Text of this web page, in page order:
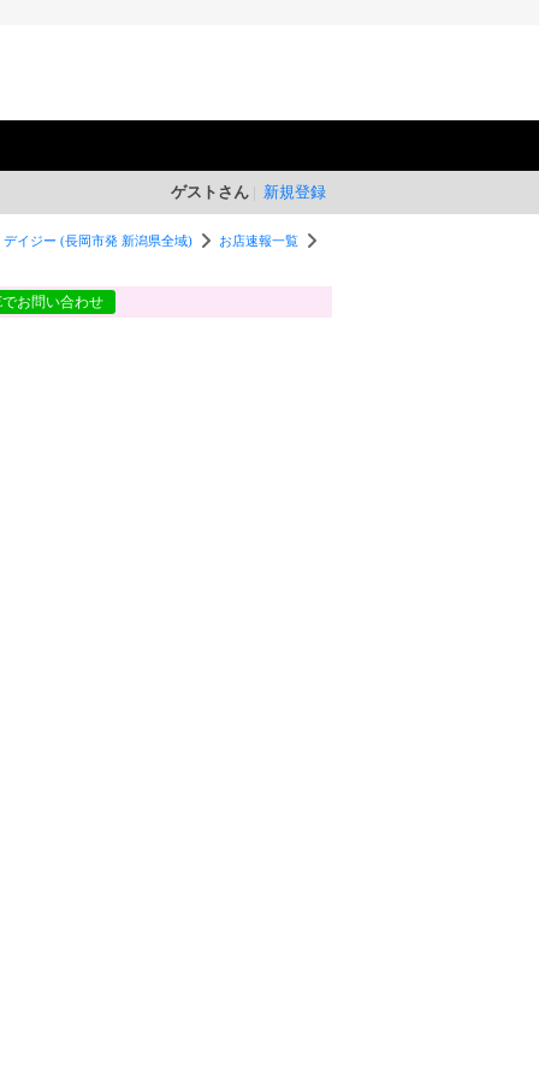
ゲストさん 新規登録
イジー (長岡市発 新潟県全域)
お店速報一覧
お問い合わせ